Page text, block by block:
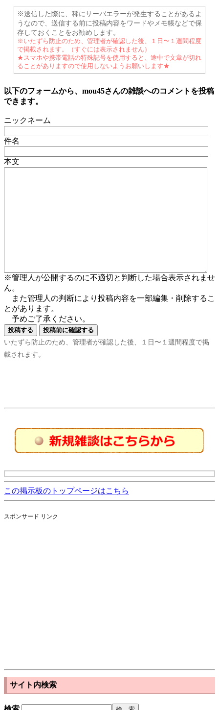
※送信した際に、稀にサーバエラーが発生することがあるよ
うなので、送信する前に投稿内容をワードやメモ帳などで保
存しておくことをお勧めします。
※いたずら防止のため、管理者が確認した後、１日〜１週間程度
で掲載されます。（すぐには表示されません）
★スマホや携帯電話の特殊記号を使用すると、途中で文章が切れ
ることがありますので使用しないようお願いします★
以下のフォームから、mou45さんの雑談へのコメントを投稿
できます。
ニックネーム
件名
本文
※管理人が公開するのに不適切と判断した場合表示されませ
ん。
また管理人の判断により投稿内容を一部編集・削除するこ
とがあります。
予めご了承ください。
いたずら防止のため、管理者が確認した後、１日〜１週間程度で掲
載されます。
この掲示板のトップページはこちら
スポンサード リンク
サイト内検索